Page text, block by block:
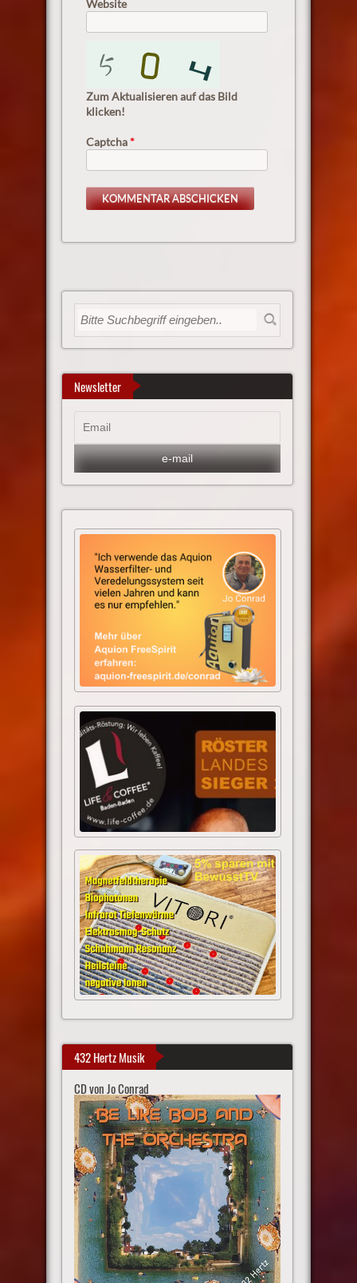
Website
Zum Aktualisieren auf das Bild
klicken!
Captcha*
Newsletter
432 Hertz Musik
CD von Jo Conrad